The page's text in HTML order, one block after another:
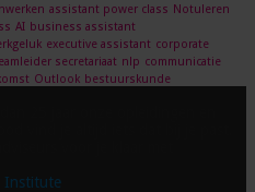
assistant power class Notuleren
AI business assistant
executive assistant corporate
secretariaat nlp communicatie
Outlook bestuurskunde
Institute